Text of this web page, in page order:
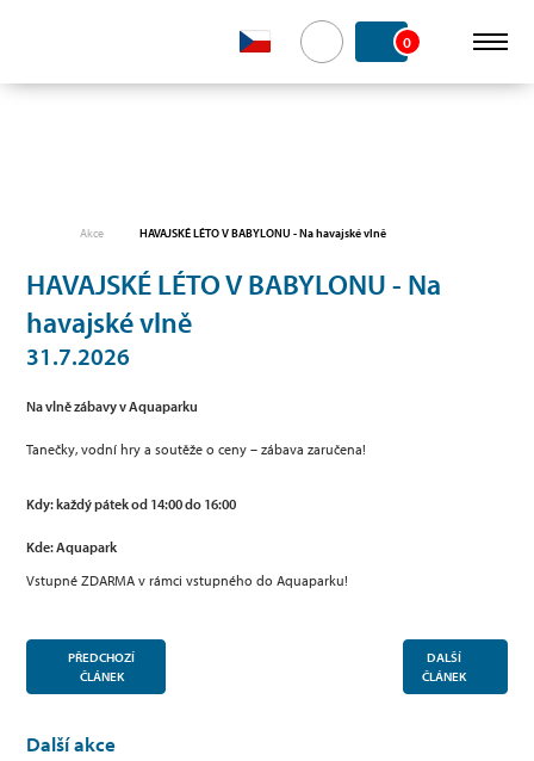
0
Akce HAVAJSKÉ LÉTO V BABYLONU - Na havajské vlně
HAVAJSKÉ LÉTO V BABYLONU - Na
havajské vlně
31.7.2026
Na vlně zábavy v Aquaparku
Tanečky, vodní hry a soutěže o ceny – zábava zaručena!
Kdy: každý pátek od 14:00 do 16:00
Kde: Aquapark
Vstupné ZDARMA v rámci vstupného do Aquaparku!
DALŠÍ
ČLÁNEK
PŘEDCHOZÍ
ČLÁNEK
Další akce